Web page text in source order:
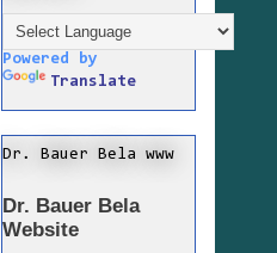
Powered by
Translate
Dr. Bauer Bela www
Dr. Bauer Bela
Website